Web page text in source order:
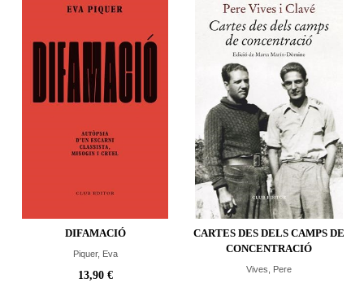
DIFAMACIÓ
Piquer, Eva
13,90 €
CARTES DES DELS CAMPS DE
CONCENTRACIÓ
Vives, Pere